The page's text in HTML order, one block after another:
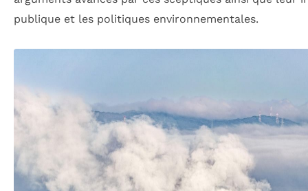
publique et les politiques environnementales.